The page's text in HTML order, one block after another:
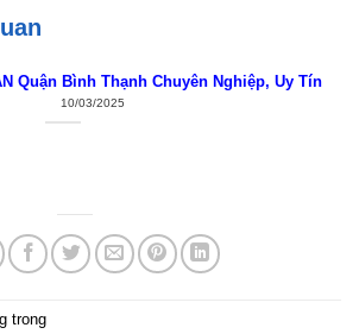
Quận Bình Thạnh Chuyên Nghiệp, Uy Tín
10/03/2025
trong